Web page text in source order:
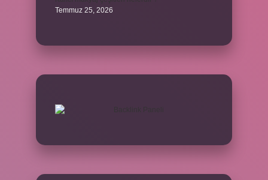
Temmuz 25, 2026